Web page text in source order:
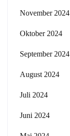
November 2024
Oktober 2024
September 2024
August 2024
Juli 2024
Juni 2024